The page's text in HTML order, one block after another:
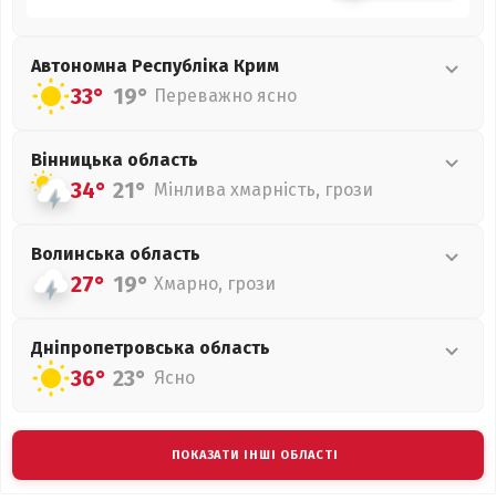
Автономна Республіка Крим
33° 19° Переважно ясно
Вінницька область
34° 21° Мінлива хмарність, грози
Волинська область
27° 19° Хмарно, грози
Дніпропетровська область
36° 23° Ясно
ПОКАЗАТИ ІНШІ ОБЛАСТІ